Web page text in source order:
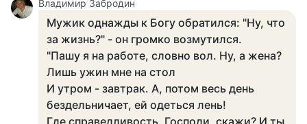
Владимир Забродин
Мужик однажды к Богу обратился: "Ну, что
за жизнь?" - он громко возмутился.
"Пашу я на работе, словно вол. Ну, а жена?
Лишь ужин мне на стол
И утром - завтрак. А, потом весь день
бездельничает, ей одеться лень!
Где справедливость, Господи, скажи? И ты